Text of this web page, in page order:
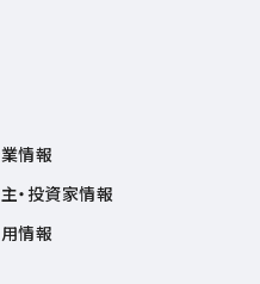
情報
・投資家情報
情報